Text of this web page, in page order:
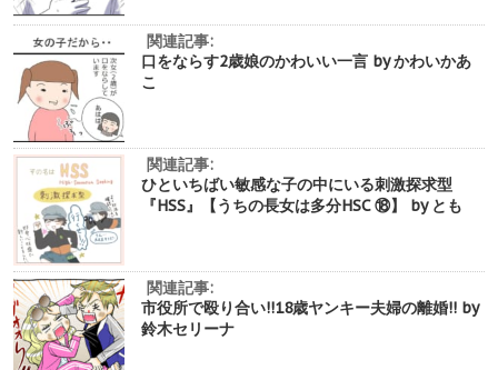
関連記事:
口をならす2歳娘のかわいい一言 by かわいかあ
こ
関連記事:
ひといちばい敏感な子の中にいる刺激探求型
『HSS』【うちの長女は多分HSC ⑱】 by とも
関連記事:
市役所で殴り合い!!18歳ヤンキー夫婦の離婚!! by
鈴木セリーナ